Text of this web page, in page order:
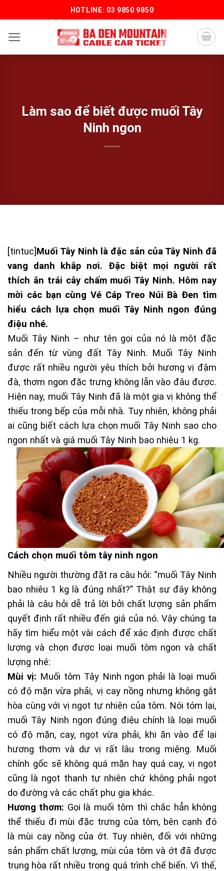
qua
nội
HOTLINE: 03 9850 9850
Làm sao để biết được muối Tây
Ninh ngon
[tintuc]Muối Tây Ninh là đặc sản của Tây Ninh đã
vang danh khắp nơi. Đặc biệt mọi người rất
thích ăn trái cây chấm muối Tây Ninh. Hôm nay
mời các bạn cùngVé Cáp Treo Núi Bà Đen tìm
hiểu cách lựa chọn muối Tây Ninh ngon đúng
điệu nhé.
Muối Tây Ninh – như tên gọi của nó là một đặc
sản đến từ vùng đất Tây Ninh. Muối Tây Ninh
được rất nhiều người yêu thích bởi hương vị đậm
đà, thơm ngon đặc trưng không lẫn vào đâu được.
Hiện nay, muối Tây Ninh đã là một gia vị không thể
thiếu trong bếp của mỗi nhà. Tuy nhiên, không phải
ai cũng biết cách lựa chọn muối Tây Ninh sao cho
ngon nhất và giá muối Tây Ninh bao nhiêu 1 kg.
Cách chọn muối tôm tây ninh ngon
Nhiều người thường đặt ra câu hỏi: “muối Tây Ninh
bao nhiêu 1 kg là đúng nhất?” Thật sự đây không
phải là câu hỏi dễ trả lời bởi chất lượng sản phẩm
quyết định rất nhiều đến giá của nó. Vậy chúng ta
hãy tìm hiểu một vài cách để xác định được chất
lượng và chọn được loại muối tôm ngon và chất
lượng nhé:
Mùi vị: Muối tôm Tây Ninh ngon phải là loại muối
có độ mặn vừa phải, vị cay nồng nhưng không gắt
hòa cùng với vị ngọt tự nhiên của tôm. Nói tóm lại,
muối Tây Ninh ngon đúng điệu chính là loại muối
có độ mặn, cay, ngọt vừa phải, khi ăn vào để lại
hương thơm và dư vị rất lâu trong miệng. Muối
chính gốc sẽ không quá mặn hay quá cay, vị ngọt
cũng là ngọt thanh tự nhiên chứ không phải ngọt
do đường và các chất phụ gia khác.
Hương thơm: Gọi là muối tôm thì chắc hẳn không
thể thiếu đi mùi đặc trưng của tôm, bên cạnh đó
là mùi cay nồng của ớt. Tuy nhiên, đối với những
sản phẩm chất lượng, mùi của tôm và ớt đã được
trung hòa rất nhiều trong quá trình chế biến. Vì thế,